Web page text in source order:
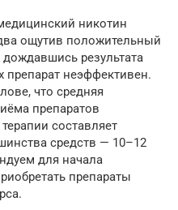
никотин
ощутив положительный
результата
препарат неэффективен.
что средняя
препаратов
составляет
средств — 10–12
для начала
препараты